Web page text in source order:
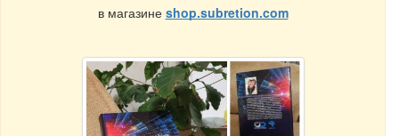
в магазине shop.subretion.com